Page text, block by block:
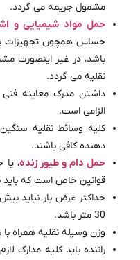
مشمول جریمه می گردد.
حمل مواد شیمیایی و
حساس همچون تجهیزات
باشد، در غیر اینصورت
نقلیه می گردد.
داشتن مدرک معاینه فنی
الزامی است.
کلیه وسائط نقلیه سنگین
دهنده کافی باشند.
حمل دام و طیور زنده،
قوانین خاص است که باید
30 متر باشد.
وزن وسیله نقلیه همراه با بار آن،
راننده باید کلیه مدارک